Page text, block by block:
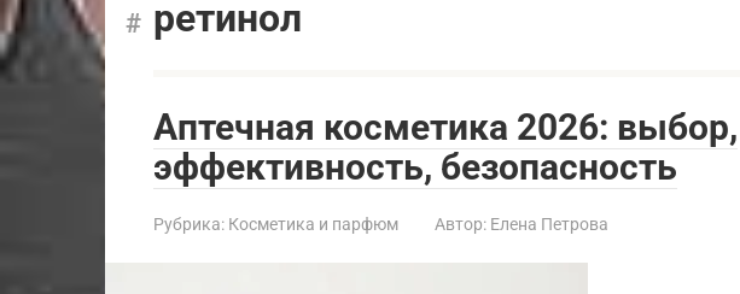
ретинол
Аптечная косметика 2026: выбор,
эффективность, безопасность
Рубрика: Косметика и парфюм Автор: Елена Петрова